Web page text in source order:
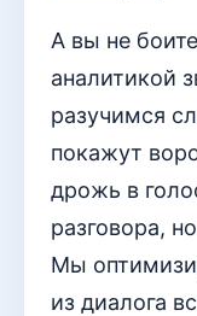
А вы не
аналитикой
разучимся
покажут
дрожь в
разговора,
Мы
из диалога